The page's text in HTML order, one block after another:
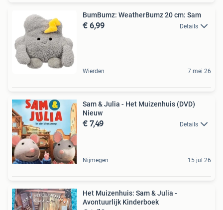
BumBumz: WeatherBumz 20 cm: Sam
€ 6,99 Details
Wierden 7 mei 26
Sam & Julia - Het Muizenhuis (DVD)
Nieuw
€ 7,49 Details
Nijmegen 15 jul 26
Het Muizenhuis: Sam & Julia -
Avontuurlijk Kinderboek